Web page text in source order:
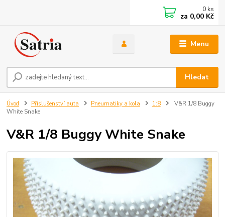
Menu
Hledat
0 ks
za 0,00 Kč
Úvod Příslušenství auta Pneumatiky a kola 1:8
V&R 1/8 Buggy
White Snake
V&R 1/8 Buggy White Snake